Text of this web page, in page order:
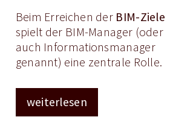
Beim Erreichen der BIM-Ziele
spielt der BIM-Manager (oder
auch Informationsmanager
genannt) eine zentrale Rolle.
weiterlesen